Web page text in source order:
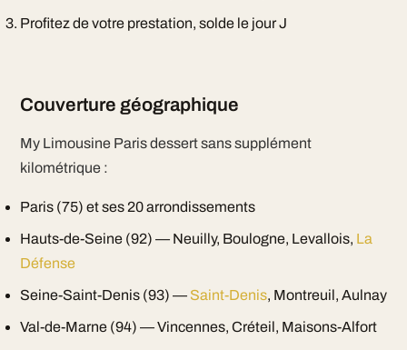
Profitez de votre prestation, solde le jour J
Couverture géographique
My Limousine Paris dessert sans supplément
kilométrique :
Paris (75) et ses 20 arrondissements
Hauts-de-Seine (92) — Neuilly, Boulogne, Levallois, La
Défense
Seine-Saint-Denis (93) — Saint-Denis, Montreuil, Aulnay
Val-de-Marne (94) — Vincennes, Créteil, Maisons-Alfort